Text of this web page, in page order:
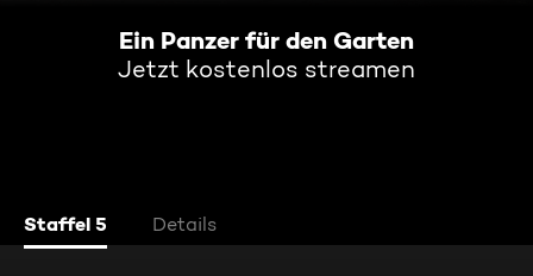
Ein Panzer für den Garten
Jetzt kostenlos streamen
Staffel 5 Details